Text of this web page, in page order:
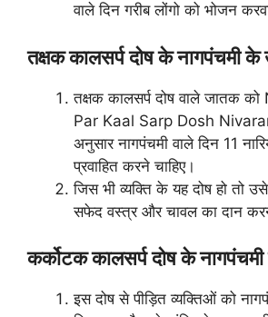
वाले दिन गरीब लोंगो को भोजन
तक्षक कालसर्प दोष के नागपंचमी के
तक्षक कालसर्प दोष वाले जातक
Par Kaal Sarp Dosh
अनुसार नागपंचमी वाले दिन 11
प्रवाहित करने चाहिए।
जिस भी व्यक्ति के यह दोष हो तो
सफेद वस्त्र और चावल का दान
कर्कोटक कालसर्प दोष के
इस दोष से पीड़ित व्यक्तिओं को